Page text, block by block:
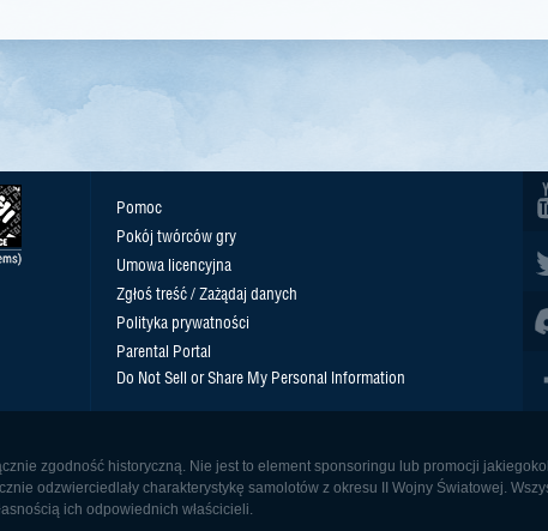
Pomoc
Pokój twórców gry
Umowa licencyjna
Zgłoś treść / Zażądaj danych
Polityka prywatności
Parental Portal
Do Not Sell or Share My Personal Information
zgodność historyczną. Nie jest to element sponsoringu lub promocji
odzwierciedlały charakterystykę samolotów z okresu II Wojny Światowej.
ich odpowiednich właścicieli.